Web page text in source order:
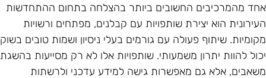
מהמרכיבים החשובים ביותר בהצלחה בתחום ההתחדשות
הוא יצירת שותפויות עם קבלנים, מפתחים ורשויות
שיתוף פעולה עם גורמים בעלי ניסיון ושמות טובים בשוק
להוות יתרון משמעותי. שותפויות אלו לא רק מסייעות בהשגת
אלא גם מאפשרות גישה למידע עדכני ולרשתות